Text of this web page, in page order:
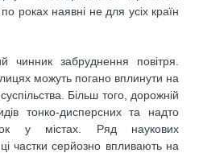
роках наявні не для усіх країн
забруднення повітря.
можуть погано вплинути на
Більш того, дорожній
тонко-дисперсних та надто
у містах. Ряд наукових
частки серйозно впливають на